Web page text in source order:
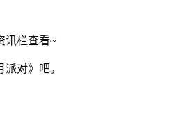
讯栏查看~
对》吧。